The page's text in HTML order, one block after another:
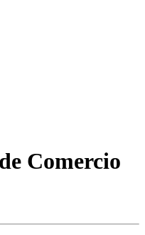
Comercio